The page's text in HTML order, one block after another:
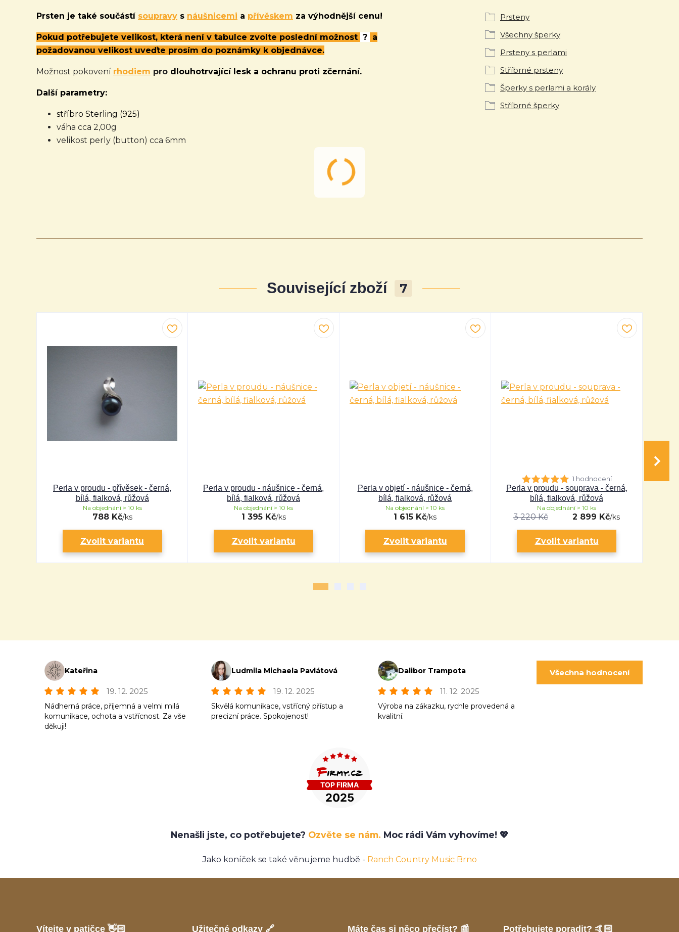
Prsten je také součástí soupravy s náušnicemi a přívěskem za výhodnější cenu!
Pokud potřebujete velikost, která není v tabulce zvolte poslední možnost ? a
požadovanou velikost uveďte prosím do poznámky k objednávce.
Možnost pokovení rhodiem pro dlouhotrvající lesk a ochranu proti zčernání.
Další parametry:
stříbro Sterling (925)
váha cca 2,00g
velikost perly (button) cca 6mm
Prsteny
Všechny šperky
Prsteny s perlami
Stříbrné prsteny
Šperky s perlami a korály
Stříbrné šperky
Související zboží 7
Perla v proudu - přívěsek - černá,
bílá, fialková, růžová
788 Kč/ks
Na objednání > 10 ks
Zvolit variantu
Perla v proudu - náušnice - černá,
bílá, fialková, růžová
1 395 Kč/ks
Na objednání > 10 ks
Zvolit variantu
Perla v objetí - náušnice - černá,
bílá, fialková, růžová
1 615 Kč/ks
Na objednání > 10 ks
Zvolit variantu
1 hodnocení
Perla v proudu - souprava - černá,
bílá, fialková, růžová
3 220 Kč 2 899 Kč/ks
Na objednání > 10 ks
Zvolit variantu
Kateřina
19. 12. 2025
Nádherná práce, příjemná a velmi milá
komunikace, ochota a vstřícnost. Za vše
děkuji!
Ludmila Michaela Pavlátová
19. 12. 2025
Skvělá komunikace, vstřícný přístup a
precizní práce. Spokojenost!
Dalibor Trampota
11. 12. 2025
Výroba na zákazku, rychle provedená a
kvalitní.
Všechna hodnocení
Nenašli jste, co potřebujete? Ozvěte se nám. Moc rádi Vám vyhovíme! 💖
Jako koníček se také věnujeme hudbě - Ranch Country Music Brno
Vítejte v patičce 👋🏻 Užitečné odkazy 🔗 Máte čas si něco přečíst? 📰 Potřebujete poradit? 🤙🏻